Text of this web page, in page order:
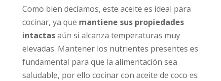
Como bien decíamos, este aceite es ideal para
cocinar, ya que mantiene sus propiedades
intactasaún si alcanza temperaturas muy
elevadas. Mantener los nutrientes presentes es
fundamental para que la alimentación sea
saludable, por ello cocinar con aceite de coco es